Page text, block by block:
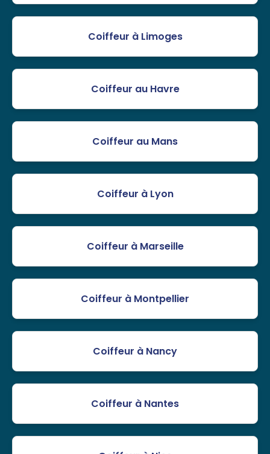
Coiffeur à Limoges
Coiffeur au Havre
Coiffeur au Mans
Coiffeur à Lyon
Coiffeur à Marseille
Coiffeur à Montpellier
Coiffeur à Nancy
Coiffeur à Nantes